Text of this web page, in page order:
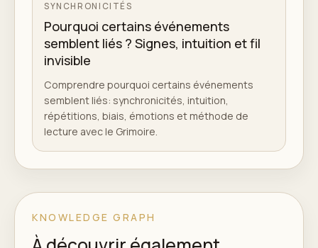
SYNCHRONICITÉS
Pourquoi certains événements
semblent liés ? Signes, intuition et fil
invisible
Comprendre pourquoi certains événements
semblent liés: synchronicités, intuition,
répétitions, biais, émotions et méthode de
lecture avec le Grimoire.
KNOWLEDGE GRAPH